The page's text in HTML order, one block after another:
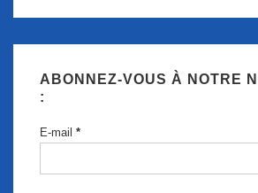
ABONNEZ-VOUS À NOTRE
:
E-mail *